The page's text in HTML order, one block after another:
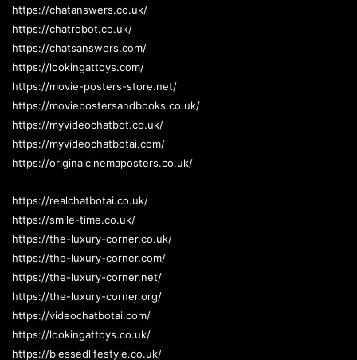
https://chatanswers.co.uk/
https://chatrobot.co.uk/
https://chatsanswers.com/
https://lookingattoys.com/
https://movie-posters-store.net/
https://moviepostersandbooks.co.uk/
https://myvideochatbot.co.uk/
https://myvideochatbotai.com/
https://originalcinemaposters.co.uk/
https://realchatbotai.co.uk/
https://smile-time.co.uk/
https://the-luxury-corner.co.uk/
https://the-luxury-corner.com/
https://the-luxury-corner.net/
https://the-luxury-corner.org/
https://videochatbotai.com/
https://lookingattoys.co.uk/
https://blessedlifestyle.co.uk/